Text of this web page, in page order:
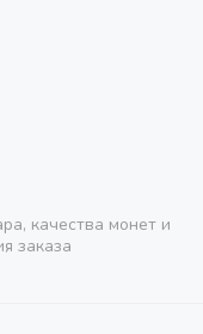
качества монет и
заказа